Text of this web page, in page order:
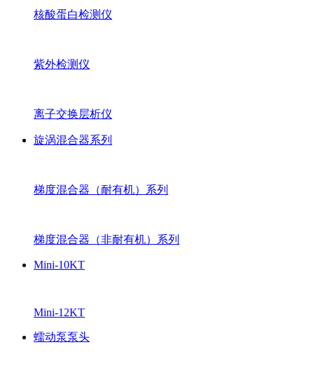
核酸蛋白检测仪
紫外检测仪
离子交换层析仪
旋涡混合器系列
梯度混合器（耐有机）系列
梯度混合器（非耐有机）系列
Mini-10KT
Mini-12KT
蠕动泵泵头